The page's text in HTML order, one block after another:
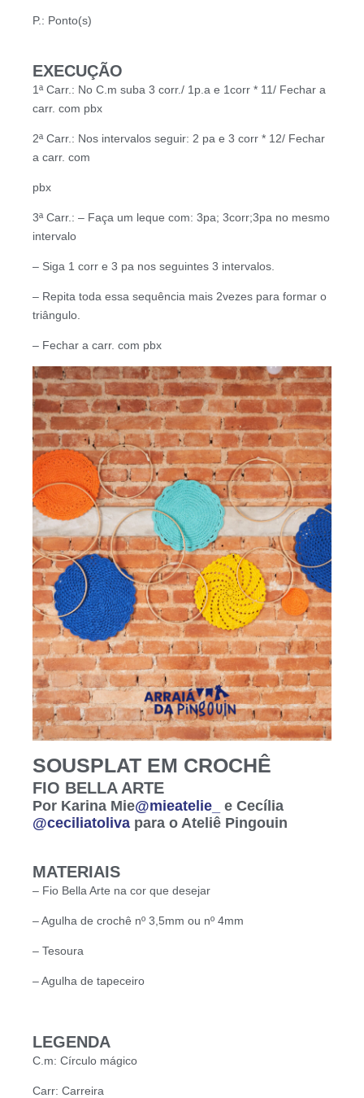
P.: Ponto(s)
EXECUÇÃO
1ª Carr.: No C.m suba 3 corr./ 1p.a e 1corr * 11/ Fechar a
carr. com pbx
2ª Carr.: Nos intervalos seguir: 2 pa e 3 corr * 12/ Fechar
a carr. com
pbx
3ª Carr.: – Faça um leque com: 3pa; 3corr;3pa no mesmo
intervalo
– Siga 1 corr e 3 pa nos seguintes 3 intervalos.
– Repita toda essa sequência mais 2vezes para formar o
triângulo.
– Fechar a carr. com pbx
SOUSPLAT EM CROCHÊ
FIO BELLA ARTE
Por Karina Mie@mieatelie_
e Cecília
@ceciliatoliva para o Ateliê Pingouin
MATERIAIS
– Fio Bella Arte na cor que desejar
– Agulha de crochê nº 3,5mm ou nº 4mm
– Tesoura
– Agulha de tapeceiro
LEGENDA
C.m: Círculo mágico
Carr: Carreira